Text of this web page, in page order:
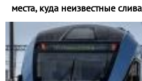
места, куда неизвестные